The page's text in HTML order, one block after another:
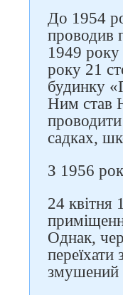
До 1954
проводив
1949
року 21
будинку
Ним став
садках,
З 1956
24 квітня
Однак,
змушений